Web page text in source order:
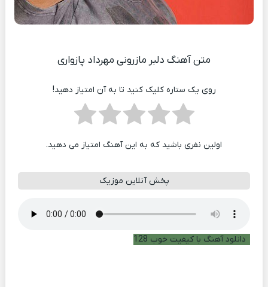
متن آهنگ دلبر مازرونی مهرداد پازواری
روی یک ستاره کلیک کنید تا به آن امتیاز دهید!
اولین نفری باشید که به این آهنگ امتیاز می دهید.
پخش آنلاین موزیک
دانلود آهنگ با کیفیت خوب 128